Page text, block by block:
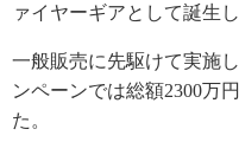
ァイヤーギアとして誕生し
一般販売に先駆けて実施
ンペーンでは総額2300万
た。